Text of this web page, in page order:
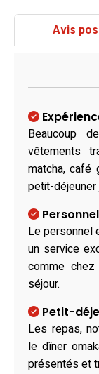
Avis
Beaucoup
vêtements
matcha, café
petit-déjeuner
Le personnel
un service
comme
séjour.
Petit-
Les repas,
le dîner
présentés et